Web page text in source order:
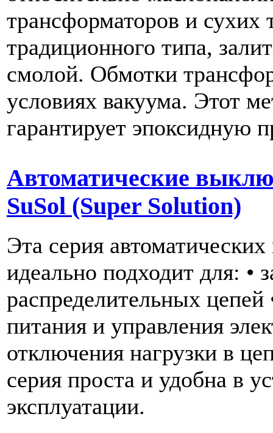
трансформаторов и сухих
традиционного типа,
смолой. Обмотки
условиях вакуума. Этот
гарантирует эпоксидную
Автоматические
SuSol (Super Solution)
Эта серия
идеально подходит для: •
распределительных
питания и управления
отключения нагрузки в
серия проста и удобна в
эксплуатации.